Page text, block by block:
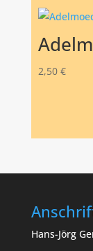
2,50 €
Hans-Jörg